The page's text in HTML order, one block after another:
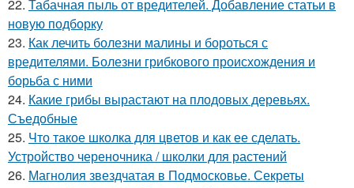
22. Табачная пыль от вредителей. Добавление статьи в
новую подборку
23. Как лечить болезни малины и бороться с
вредителями. Болезни грибкового происхождения и
борьба с ними
24. Какие грибы вырастают на плодовых деревьях.
Съедобные
25. Что такое школка для цветов и как ее сделать.
Устройство череночника / школки для растений
26. Магнолия звездчатая в Подмосковье. Секреты